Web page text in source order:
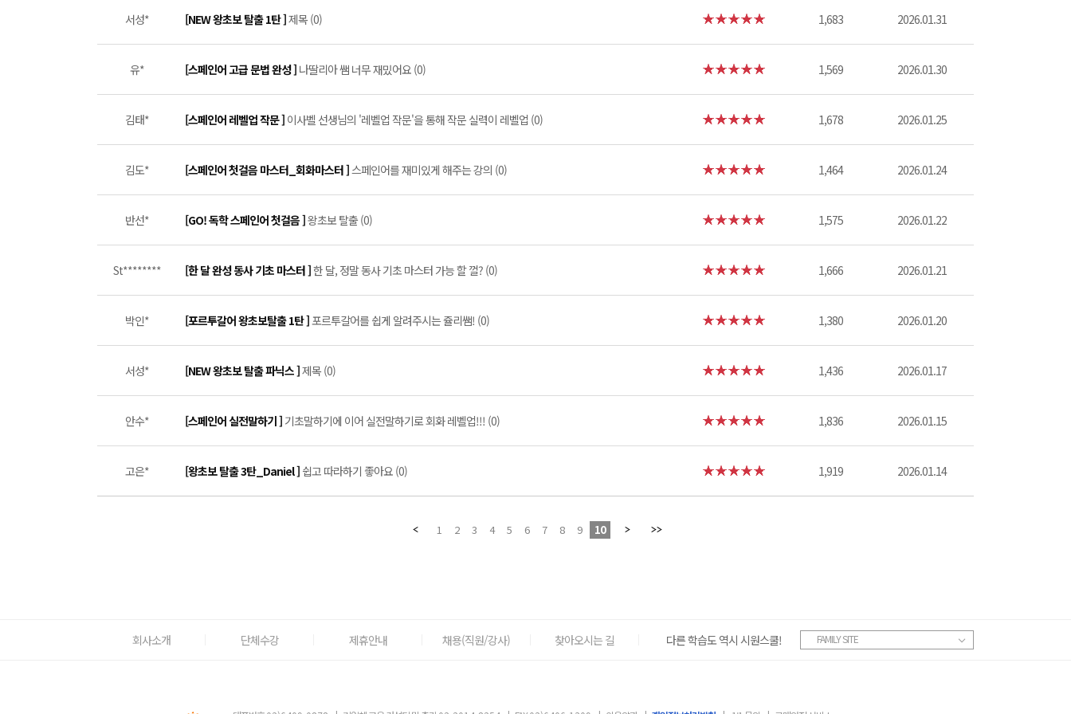
서성* [NEW 왕초보 탈출 1탄 ]제목 (0) 1,683 2026.01.31
유* [스페인어 고급 문법 완성 ] 나딸리아 쌤 너무 재밌어요 (0) 1,569 2026.01.30
김태* [스페인어 레벨업 작문 ] 이사벨 선생님의 '레벨업 작문'을 통해 작문 실력이 레벨업 (0) 1,678 2026.01.25
김도* [스페인어 첫걸음 마스터_회화마스터 ]스페인어를 재미있게 해주는 강의 (0) 1,464 2026.01.24
반선* [GO! 독학 스페인어 첫걸음 ]왕초보 탈출 (0) 1,575 2026.01.22
St******** [한 달 완성 동사 기초 마스터 ]한 달, 정말 동사 기초 마스터 가능 할 껄? (0) 1,666 2026.01.21
박인* [포르투갈어 왕초보탈출 1탄 ]포르투갈어를 쉽게 알려주시는 쥴리쌤! (0) 1,380 2026.01.20
서성* [NEW 왕초보 탈출 파닉스 ]제목 (0) 1,436 2026.01.17
안수* [스페인어 실전말하기 ] 기초말하기에 이어 실전말하기로 회화 레벨업!!! (0) 1,836 2026.01.15
고은* [왕초보 탈출 3탄_Daniel ] 쉽고 따라하기 좋아요 (0) 1,919 2026.01.14
1 2 3 4 5 6 7 8 9 10
회사소개 단체수강 제휴안내 채용(직원/강사) 찾아오시는 길 다른 학습도 역시 시원스쿨! FAMILY SITE